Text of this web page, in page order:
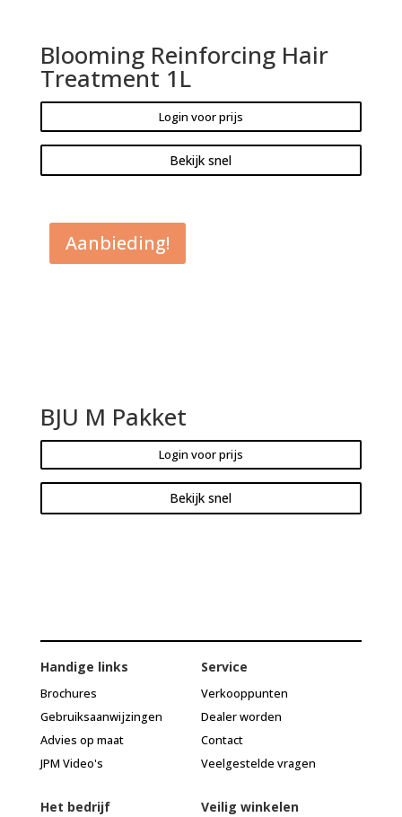
Blooming Reinforcing Hair
Treatment 1L
Login voor prijs
Bekijk snel
Aanbieding!
BJU M Pakket
Login voor prijs
Bekijk snel
Handige links
Brochures
Gebruiksaanwijzingen
Advies op maat
JPM Video's
Service
Verkooppunten
Dealer worden
Contact
Veelgestelde vragen
Het bedrijf Veilig winkelen